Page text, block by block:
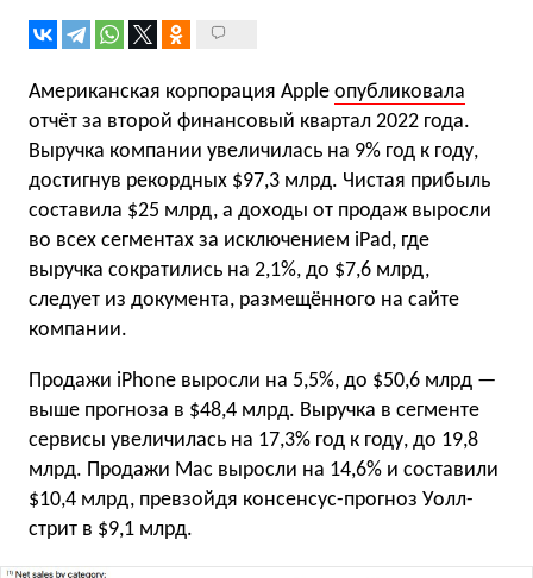
Американская корпорация Apple опубликовала
отчёт за второй финансовый квартал 2022 года.
Выручка компании увеличилась на 9% год к году,
достигнув рекордных $97,3 млрд. Чистая прибыль
составила $25 млрд, а доходы от продаж выросли
во всех сегментах за исключением iPad, где
выручка сократились на 2,1%, до $7,6 млрд,
следует из документа, размещённого на сайте
компании.
Продажи iPhone выросли на 5,5%, до $50,6 млрд —
выше прогноза в $48,4 млрд. Выручка в сегменте
сервисы увеличилась на 17,3% год к году, до 19,8
млрд. Продажи Mac выросли на 14,6% и составили
$10,4 млрд, превзойдя консенсус-прогноз Уолл-
стрит в $9,1 млрд.